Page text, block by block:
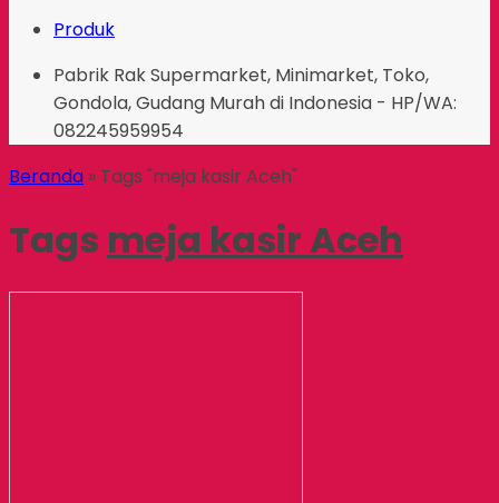
Produk
Pabrik Rak Supermarket, Minimarket, Toko,
Gondola, Gudang Murah di Indonesia - HP/WA:
082245959954
Beranda » Tags "meja kasir Aceh"
Tags meja kasir Aceh